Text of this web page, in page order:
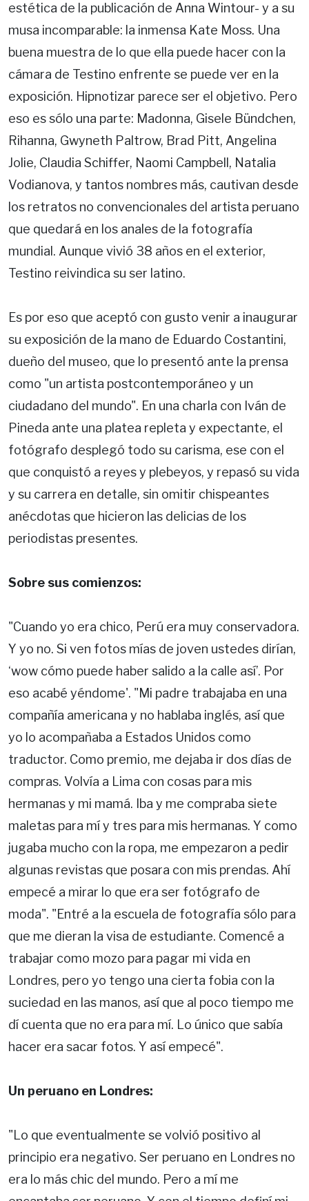
estética de la publicación de Anna Wintour- y a su
musa incomparable: la inmensa Kate Moss. Una
buena muestra de lo que ella puede hacer con la
cámara de Testino enfrente se puede ver en la
exposición. Hipnotizar parece ser el objetivo. Pero
eso es sólo una parte: Madonna, Gisele Bündchen,
Rihanna, Gwyneth Paltrow, Brad Pitt, Angelina
Jolie, Claudia Schiffer, Naomi Campbell, Natalia
Vodianova, y tantos nombres más, cautivan desde
los retratos no convencionales del artista peruano
que quedará en los anales de la fotografía
mundial. Aunque vivió 38 años en el exterior,
Testino reivindica su ser latino.
Es por eso que aceptó con gusto venir a inaugurar
su exposición de la mano de Eduardo Costantini,
dueño del museo, que lo presentó ante la prensa
como "un artista postcontemporáneo y un
ciudadano del mundo". En una charla con Iván de
Pineda ante una platea repleta y expectante, el
fotógrafo desplegó todo su carisma, ese con el
que conquistó a reyes y plebeyos, y repasó su vida
y su carrera en detalle, sin omitir chispeantes
anécdotas que hicieron las delicias de los
periodistas presentes.
Sobre sus comienzos:
"Cuando yo era chico, Perú era muy conservadora.
Y yo no. Si ven fotos mías de joven ustedes dirían,
‘wow cómo puede haber salido a la calle así’. Por
eso acabé yéndome'. "Mi padre trabajaba en una
compañía americana y no hablaba inglés, así que
yo lo acompañaba a Estados Unidos como
traductor. Como premio, me dejaba ir dos días de
compras. Volvía a Lima con cosas para mis
hermanas y mi mamá. Iba y me compraba siete
maletas para mí y tres para mis hermanas. Y como
jugaba mucho con la ropa, me empezaron a pedir
algunas revistas que posara con mis prendas. Ahí
empecé a mirar lo que era ser fotógrafo de
moda". "Entré a la escuela de fotografía sólo para
que me dieran la visa de estudiante. Comencé a
trabajar como mozo para pagar mi vida en
Londres, pero yo tengo una cierta fobia con la
suciedad en las manos, así que al poco tiempo me
dí cuenta que no era para mí. Lo único que sabía
hacer era sacar fotos. Y así empecé".
Un peruano en Londres:
"Lo que eventualmente se volvió positivo al
principio era negativo. Ser peruano en Londres no
era lo más chic del mundo. Pero a mí me